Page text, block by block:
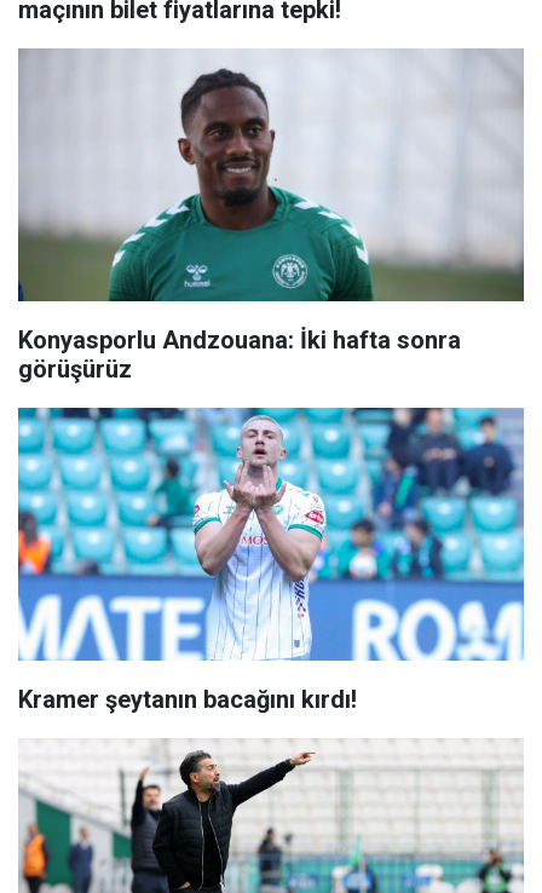
maçının bilet fiyatlarına tepki!
Konyasporlu Andzouana: İki hafta sonra
görüşürüz
Kramer şeytanın bacağını kırdı!